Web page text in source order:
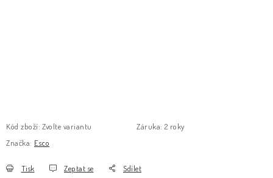
Kód zboží: Zvolte variantu Záruka: 2 roky
Značka: Esco
Tisk Zeptat se Sdílet